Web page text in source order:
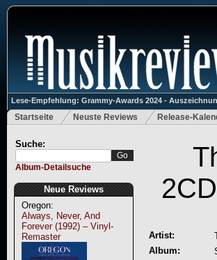
Lese-Empfehlung: Grammy-Awards 2024 -
Startseite Neuste Reviews Release-
Suche:
Album-Detailsuche
Neue Reviews
Oregon:
Always, Never, And
Forever (1992) – Vinyl-
Remaster
Artist:
Album: